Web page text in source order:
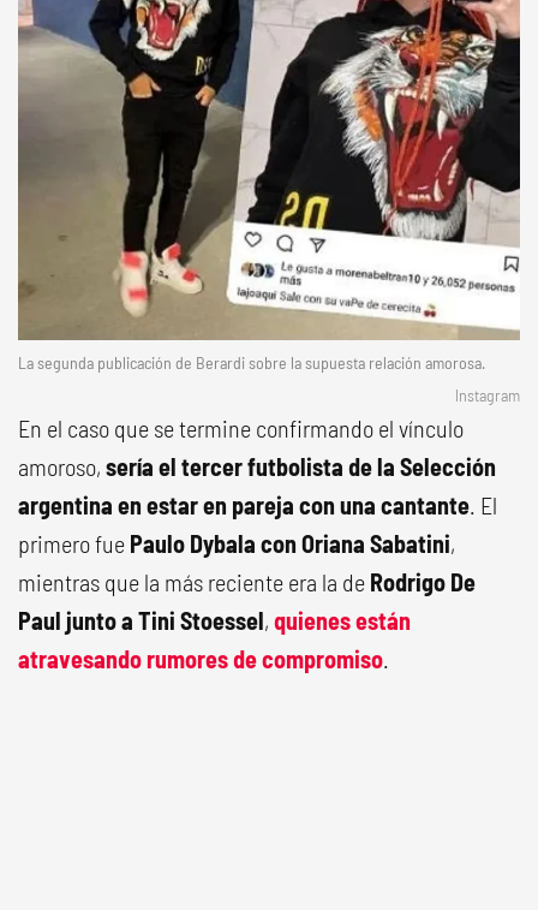
La segunda publicación de Berardi sobre la supuesta relación amorosa.
Instagram
En el caso que se termine confirmando el vínculo
amoroso, sería el tercer futbolista de la Selección
argentina en estar en pareja con una cantante. El
primero fue Paulo Dybala con Oriana Sabatini,
mientras que la más reciente era la de Rodrigo De
Paul junto a Tini Stoessel, quienes están
atravesando rumores de compromiso.